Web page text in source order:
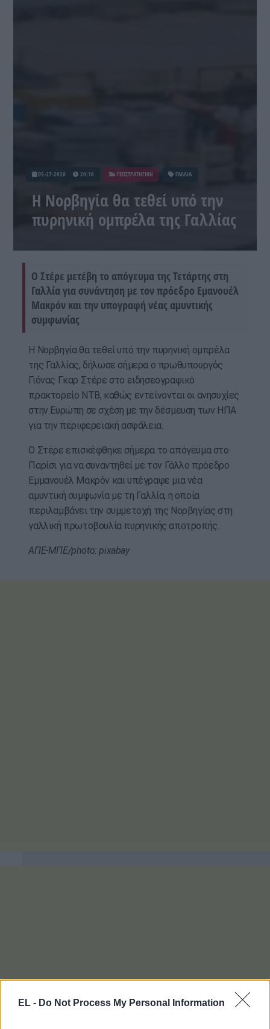
EL - Do Not Process My Personal Information
05-27-2026 20:16 ΓΕΩΣΤΡΑΤΗΓΙΚΗ ΓΑΛΛΙΑ
Η Νορβηγία θα τεθεί υπό την
πυρηνική ομπρέλα της Γαλλίας
Ο Στέρε μετέβη το απόγευμα της Τετάρτης στη
Γαλλία για συνάντηση με τον πρόεδρο Εμανουέλ
Μακρόν και την υπογραφή νέας αμυντικής
συμφωνίας
Η Νορβηγία θα τεθεί υπό την πυρηνική ομπρέλα
της Γαλλίας, δήλωσε σήμερα ο πρωθυπουργός
Γιόνας Γκαρ Στέρε στο ειδησεογραφικό
πρακτορείο NTB, καθώς εντείνονται οι ανησυχίες
στην Ευρώπη σε σχέση με την δέσμευση των ΗΠΑ
για την περιφερειακή ασφάλεια.
Ο Στέρε επισκέφθηκε σήμερα το απόγευμα στο
Παρίσι για να συναντηθεί με τον Γάλλο πρόεδρο
Εμμανουέλ Μακρόν και υπέγραψε μια νέα
αμυντική συμφωνία με τη Γαλλία, η οποία
περιλαμβάνει την συμμετοχή της Νορβηγίας στη
γαλλική πρωτοβουλία πυρηνικής αποτροπής.
ΑΠΕ-ΜΠΕ/photo: pixabay